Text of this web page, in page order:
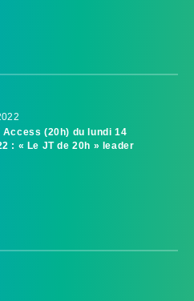
Access (20h) du lundi 14
: « Le JT de 20h » leader